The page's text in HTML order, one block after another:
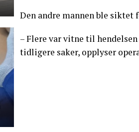
Den andre mannen ble siktet
– Flere var vitne til
tidligere saker, opplyser